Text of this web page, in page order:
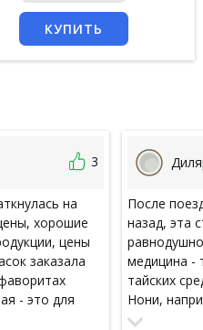
КУПИТЬ
3
на
хорошие
цены
заказала
- это для
сижу на
После
назад, эта
медицина -
тайских
Нони,
повышения